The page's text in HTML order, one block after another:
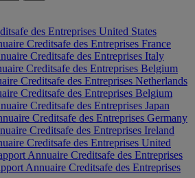
United States
France
Italy
Belgium
Netherlands
Belgium
Japan
Germany
Ireland
United